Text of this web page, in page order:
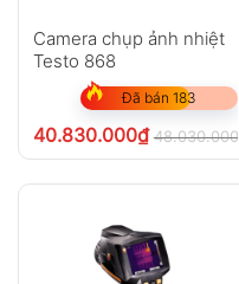
Camera chụp ảnh nhiệt
Testo 868
Đã bán 183
40.830.000₫ 48.030.000